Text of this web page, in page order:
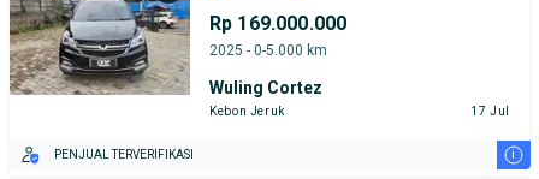
Rp 169.000.000
2025 - 0-5.000 km
Wuling Cortez
Kebon Jeruk 17 Jul
PENJUAL TERVERIFIKASI i